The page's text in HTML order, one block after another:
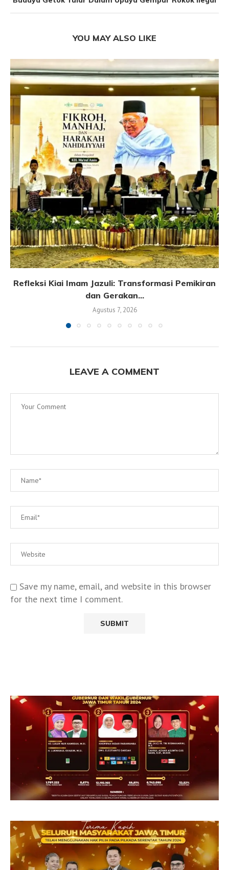
YOU MAY ALSO LIKE
Refleksi Kiai Imam Jazuli: Transformasi Pemikiran
dan Gerakan...
Agustus 7, 2026
LEAVE A COMMENT
Save my name, email, and website in this browser
for the next time I comment.